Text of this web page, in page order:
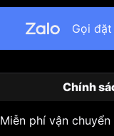
Gọi đặt
Chính
Miễn phí vận chuyển